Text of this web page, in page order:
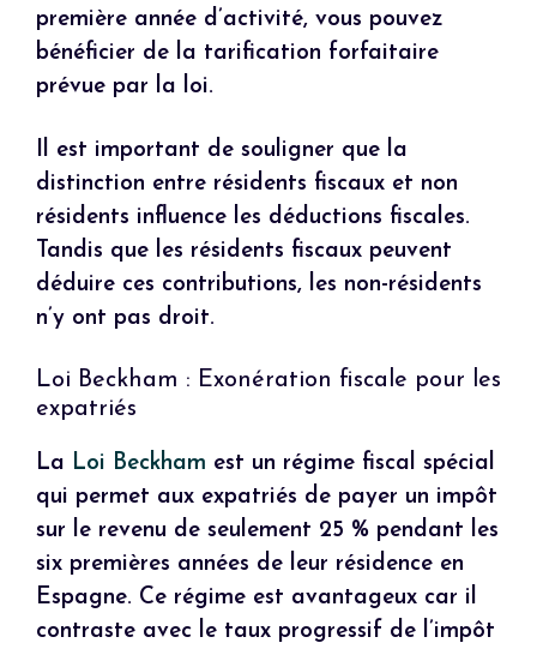
première année d’activité, vous pouvez
bénéficier de la tarification forfaitaire
prévue par la loi.
Il est important de souligner que la
distinction entre résidents fiscaux et non
résidents influence les déductions fiscales.
Tandis que les résidents fiscaux peuvent
déduire ces contributions, les non-résidents
n’y ont pas droit.
Loi Beckham : Exonération fiscale pour les
expatriés
La Loi Beckham est un régime fiscal spécial
qui permet aux expatriés de payer un impôt
sur le revenu de seulement 25 % pendant les
six premières années de leur résidence en
Espagne. Ce régime est avantageux car il
contraste avec le taux progressif de l’impôt